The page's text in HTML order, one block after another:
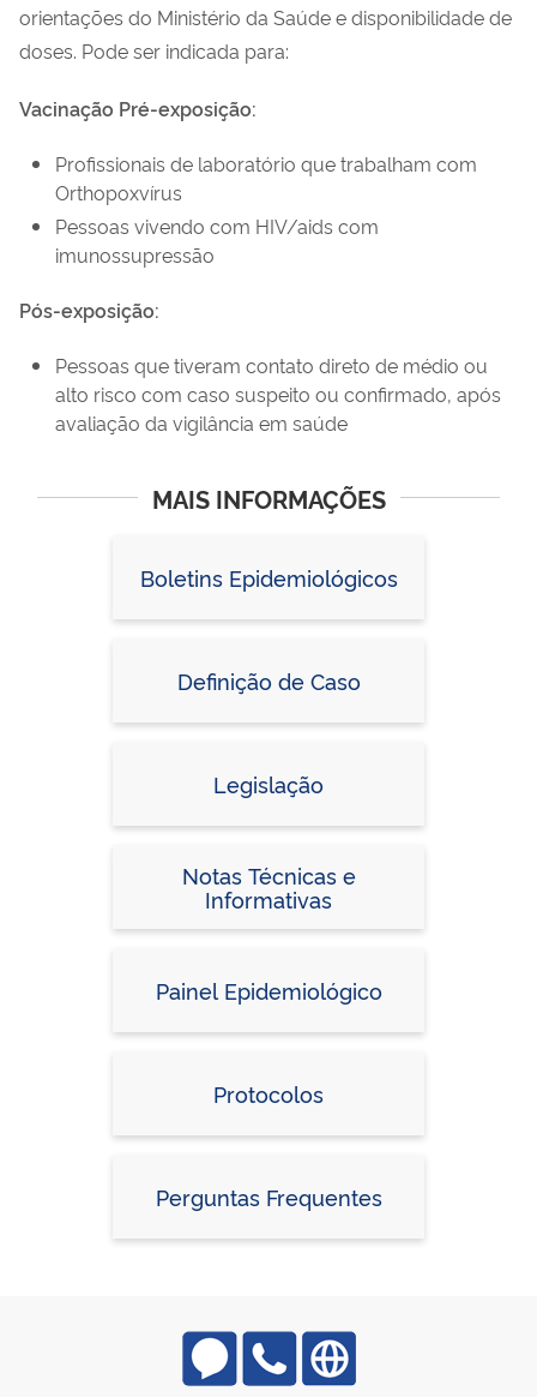
orientações do Ministério da Saúde e disponibilidade de
doses. Pode ser indicada para:
Vacinação Pré-exposição:
Profissionais de laboratório que trabalham com
Orthopoxvírus
Pessoas vivendo com HIV/aids com
imunossupressão
Pós-exposição:
Pessoas que tiveram contato direto de médio ou
alto risco com caso suspeito ou confirmado, após
avaliação da vigilância em saúde
MAIS INFORMAÇÕES
Boletins Epidemiológicos
Definição de Caso
Legislação
Notas Técnicas e
Informativas
Painel Epidemiológico
Protocolos
Perguntas Frequentes